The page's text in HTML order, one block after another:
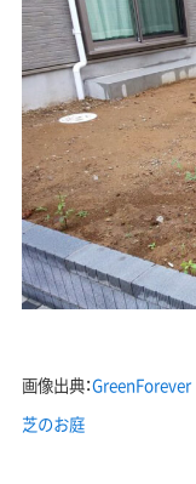
画像出典：
芝のお庭